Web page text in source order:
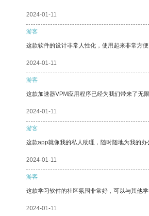
2024-01-11
游客
这款软件的设计非常人性化，使用起来非常方便
2024-01-11
游客
这款加速器VPM应用程序已经为我们带来了无限
2024-01-11
游客
这款app就像我的私人助理，随时随地为我的办
2024-01-11
游客
这款学习软件的社区氛围非常好，可以与其他学
2024-01-11